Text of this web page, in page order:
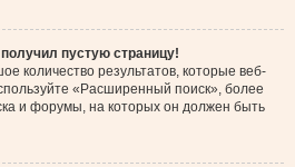
пустую страницу!
количество результатов, которые веб-
«Расширенный поиск», более
и форумы, на которых он должен быть